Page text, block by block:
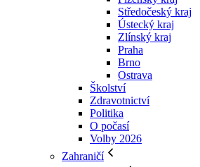
Středočeský kraj
Ústecký kraj
Zlínský kraj
Praha
Brno
Ostrava
Školství
Zdravotnictví
Politika
O počasí
Volby 2026
Zahraničí